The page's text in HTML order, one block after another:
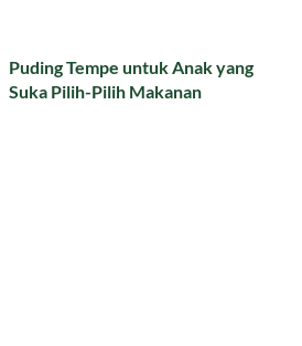
Puding Tempe untuk Anak yang
Suka Pilih-Pilih Makanan